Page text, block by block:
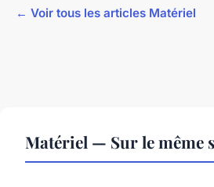
← Voir tous les articles Matériel
Matériel — Sur le même